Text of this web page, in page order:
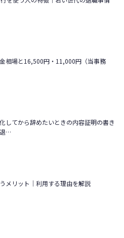
相場と16,500円・11,000円（当事務
してから辞めたいときの内容証明の書き
…
メリット｜利用する理由を解説